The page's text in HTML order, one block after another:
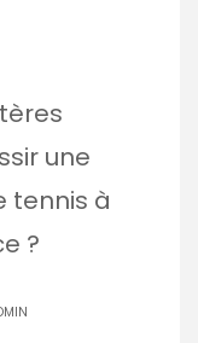
une
tennis à
?